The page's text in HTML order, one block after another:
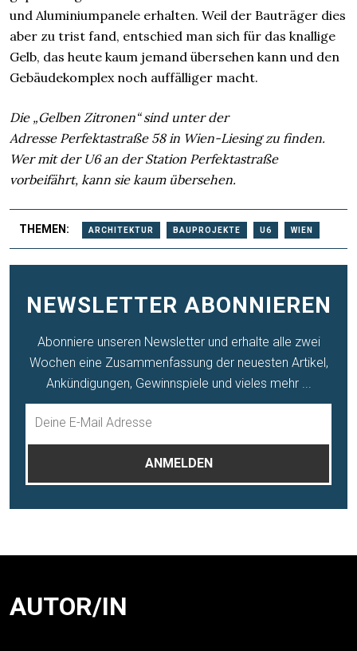
und Aluminiumpanele erhalten. Weil der Bauträger dies
aber zu trist fand, entschied man sich für das knallige
Gelb, das heute kaum jemand übersehen kann und den
Gebäudekomplex noch auffälliger macht.
Die „Gelben Zitronen“ sind unter der
Adresse Perfektastraße 58 in Wien-Liesing zu finden.
Wer mit der U6 an der Station Perfektastraße
vorbeifährt, kann sie kaum übersehen.
THEMEN: ARCHITEKTUR BAUPROJEKTE U6 WIEN
NEWSLETTER ABONNIEREN
Abonniere unseren Newsletter und erhalte alle zwei
Wochen eine Zusammenfassung der neuesten Artikel,
Ankündigungen, Gewinnspiele und vieles mehr ...
AUTOR/IN